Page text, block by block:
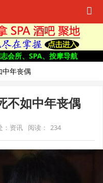
会所、SPA、按摩导航
中年丧偶
不如中年丧偶
：资讯 阅读： 234